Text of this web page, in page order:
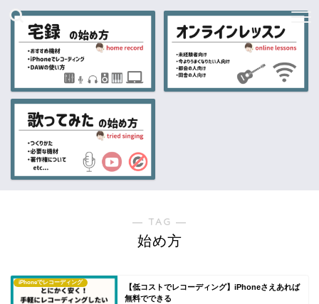
― TAG ―
始め方
iPhoneでレコーディング
【低コストでレコーディング】iPhoneさえあれば
無料でできる